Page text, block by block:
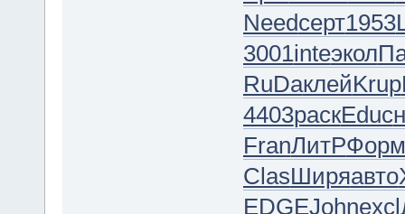
Needсерт1953
3001inteэкол
RuDaклейKrup
4403раскEduc
FranЛитРФорм
ClasШиряавто
EDGEJohnexcl